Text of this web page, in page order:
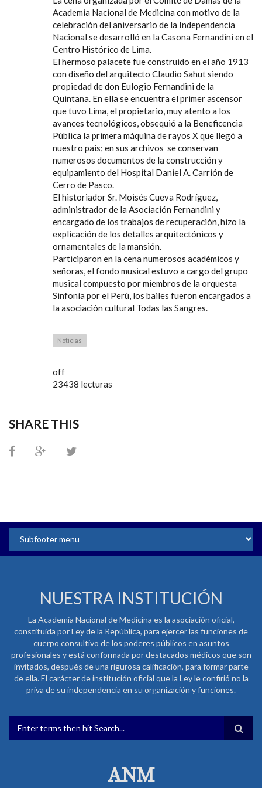
Academia Nacional de Medicina con motivo de la
celebración del aniversario de la Independencia
Nacional se desarrolló en la Casona Fernandini en el
Centro Histórico de Lima.
El hermoso palacete fue construido en el año 1913
con diseño del arquitecto Claudio Sahut siendo
propiedad de don Eulogio Fernandini de la
Quintana. En ella se encuentra el primer ascensor
que tuvo Lima, el propietario, muy atento a los
avances tecnológicos, obsequió a la Beneficencia
Pública la primera máquina de rayos X que llegó a
nuestro país; en sus archivos se conservan
numerosos documentos de la construcción y
equipamiento del Hospital Daniel A. Carrión de
Cerro de Pasco.
El historiador Sr. Moisés Cueva Rodríguez,
administrador de la Asociación Fernandini y
encargado de los trabajos de recuperación, hizo la
explicación de los detalles arquitectónicos y
ornamentales de la mansión.
Participaron en la cena numerosos académicos y
señoras, el fondo musical estuvo a cargo del grupo
musical compuesto por miembros de la orquesta
Sinfonía por el Perú, los bailes fueron encargados a
la asociación cultural Todas las Sangres.
Noticias
off
23438 lecturas
SHARE THIS
NUESTRA INSTITUCIÓN
La Academia Nacional de Medicina es la asociación oficial,
constituida por Ley de la República, para ejercer las funciones de
cuerpo consultivo de los poderes públicos en asuntos
profesionales y está conformada por destacados médicos que son
invitados, después de una rigurosa calificación, para formar parte
de ella. El carácter de institución oficial que la Ley le confirió no la
priva de su independencia en su organización y funciones.
FORMULARIO DE BÚSQUEDA
ANM